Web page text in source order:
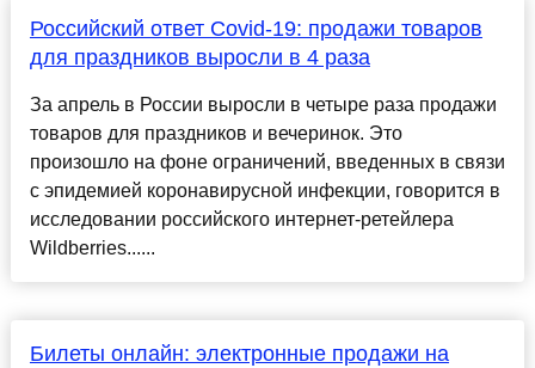
Российский ответ Covid-19: продажи товаров
для праздников выросли в 4 раза
За апрель в России выросли в четыре раза продажи
товаров для праздников и вечеринок. Это
произошло на фоне ограничений, введенных в связи
с эпидемией коронавирусной инфекции, говорится в
исследовании российского интернет-ретейлера
Wildberries......
Билеты онлайн: электронные продажи на